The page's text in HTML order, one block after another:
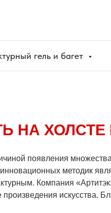
гель и багет
НА ХОЛСТЕ
появления
методик
Компания
произведения искусства.